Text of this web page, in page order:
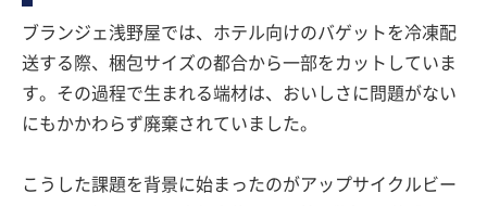
ブランジェ浅野屋では、ホテル向けのバゲットを冷凍配
送する際、梱包サイズの都合から一部をカットしていま
す。その過程で生まれる端材は、おいしさに問題がない
にもかかわらず廃棄されていました。
こうした課題を背景に始まったのがアップサイクルビー